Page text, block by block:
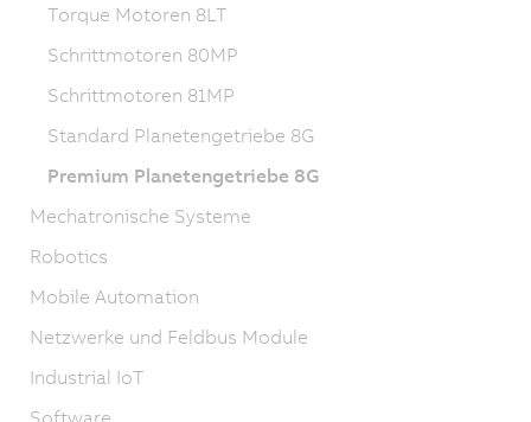
Torque Motoren 8LT
Schrittmotoren 80MP
Schrittmotoren 81MP
Standard Planetengetriebe 8G
Premium Planetengetriebe 8G
Mechatronische Systeme
Robotics
Mobile Automation
Netzwerke und Feldbus Module
Industrial IoT
Software